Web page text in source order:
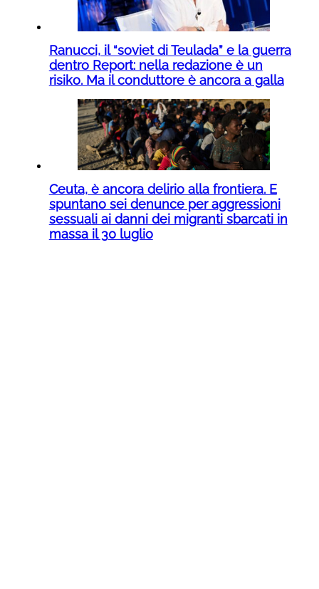
Ranucci, il “soviet di Teulada” e la guerra
dentro Report: nella redazione è un
risiko. Ma il conduttore è ancora a galla
Ceuta, è ancora delirio alla frontiera. E
spuntano sei denunce per aggressioni
sessuali ai danni dei migranti sbarcati in
massa il 30 luglio